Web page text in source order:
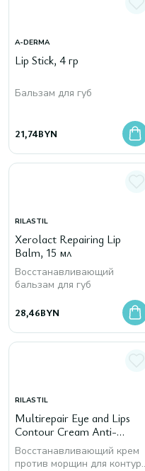
A-DERMA
Lip Stick, 4 гр
Бальзам для губ
21,74BYN
RILASTIL
Xerolact Repairing Lip
Balm, 15 мл
Восстанавливающий
бальзам для губ
28,46BYN
RILASTIL
Multirepair Eye and Lips
Contour Cream Anti-
Wrinkle Repairing, 15 мл
Восстанавливающий крем
против морщин для